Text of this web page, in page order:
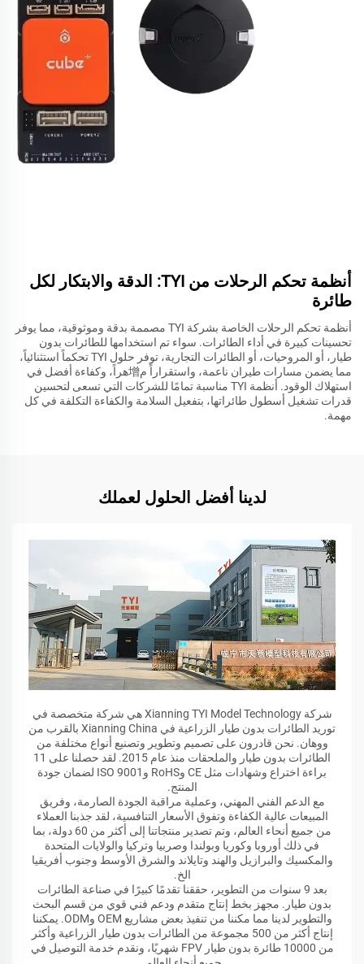
أنظمة تحكم الرحلات من TYI: الدقة والابتكار لكل
طائرة
أنظمة تحكم الرحلات الخاصة بشركة TYI مصممة بدقة وموثوقية، مما يوفر
تحسينات كبيرة في أداء الطائرات. سواء تم استخدامها للطائرات بدون
طيار، أو المروحيات، أو الطائرات التجارية، توفر حلول TYI تحكماً استثنائياً،
مما يضمن مسارات طيران ناعمة، واستقراراً م增هراً، وكفاءة أفضل في
استهلاك الوقود. أنظمة TYI مناسبة تمامًا للشركات التي تسعى لتحسين
قدرات تشغيل أسطول طائراتها، بتفعيل السلامة والكفاءة التكلفة في كل
مهمة.
لدينا أفضل الحلول لعملك
شركة Xianning TYI Model Technology هي شركة متخصصة في
توريد الطائرات بدون طيار الزراعية في Xianning China بالقرب من
ووهان. نحن قادرون على تصميم وتطوير وتصنيع أنواع مختلفة من
الطائرات بدون طيار والملحقات منذ عام 2015. لقد حصلنا على 11
براءة اختراع وشهادات مثل CE وRoHS وISO 9001 لضمان جودة
المنتج.
مع الدعم الفني المهني، وعملية مراقبة الجودة الصارمة، وفريق
المبيعات عالية الكفاءة وتفوق الأسعار التنافسية، لقد جذبنا العملاء
من جميع أنحاء العالم، وتم تصدير منتجاتنا إلى أكثر من 60 دولة، بما
في ذلك أوروبا وكوريا وبولندا وصربيا وتركيا والولايات المتحدة
والمكسيك والبرازيل والهند وتايلاند والشرق الأوسط وجنوب أفريقيا
الخ.
بعد 9 سنوات من التطوير، حققنا تقدمًا كبيرًا في صناعة الطائرات
بدون طيار. مجهز بخط إنتاج متقدم ودعم فني قوي من قسم البحث
والتطوير لدينا مما مكننا من تنفيذ بعض مشاريع OEM وODM. يمكننا
إنتاج أكثر من 500 مجموعة من الطائرات بدون طيار الزراعية وأكثر
من 10000 طائرة بدون طيار FPV شهريًا، ونقدم خدمة التوصيل في